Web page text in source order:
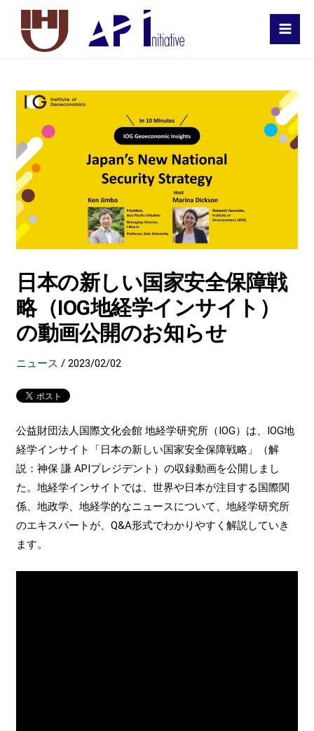
日本の新しい国家安全保障戦
略（IOG地経学インサイト）
の動画公開のお知らせ
ニュース /2023/02/02
公益財団法人国際文化会館 地経学研究所（IOG）は、IOG地
経学インサイト「日本の新しい国家安全保障戦略」（解
説：神保 謙 APIプレジデント）の収録動画を公開しまし
た。地経学インサイトでは、世界や日本が注目する国際関
係、地政学、地経学的なニュースについて、地経学研究所
のエキスパートが、Q&A形式でわかりやすく解説していき
ます。